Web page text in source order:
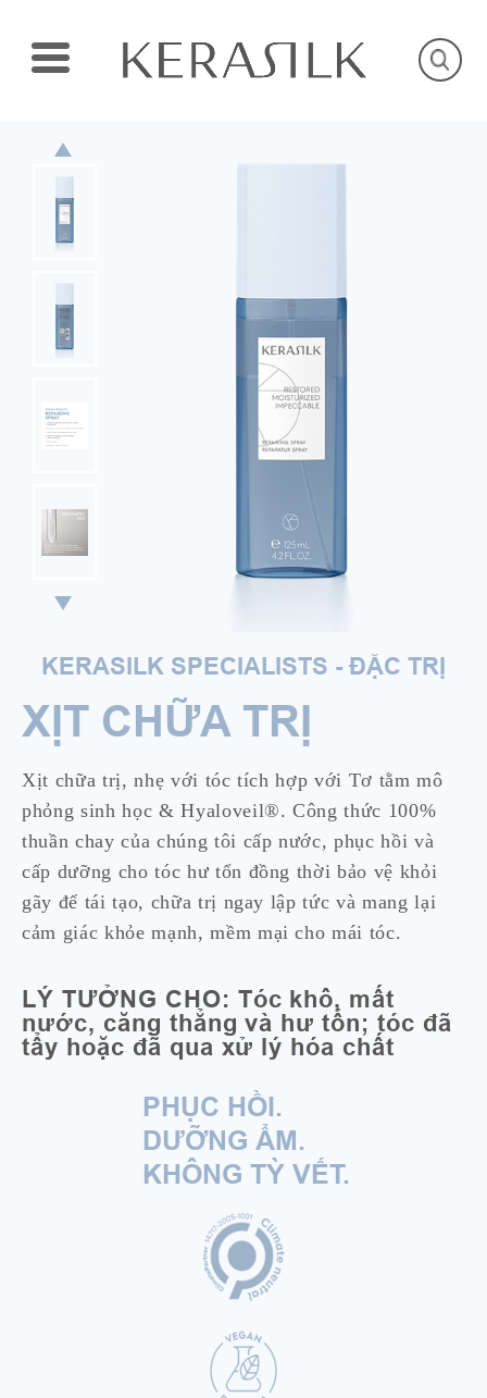
KERASILK SPECIALISTS - ĐẶC TRỊ
XỊT CHỮA TRỊ
Xịt chữa trị, nhẹ với tóc tích hợp với Tơ tằm mô
phỏng sinh học & Hyaloveil®. Công thức 100%
thuần chay của chúng tôi cấp nước, phục hồi và
cấp dưỡng cho tóc hư tổn đồng thời bảo vệ khỏi
gãy để tái tạo, chữa trị ngay lập tức và mang lại
cảm giác khỏe mạnh, mềm mại cho mái tóc.
LÝ TƯỞNG CHO: Tóc khô, mất
nước, căng thẳng và hư tổn; tóc đã
tẩy hoặc đã qua xử lý hóa chất
PHỤC HỒI.
DƯỠNG ẨM.
KHÔNG TỲ VẾT.